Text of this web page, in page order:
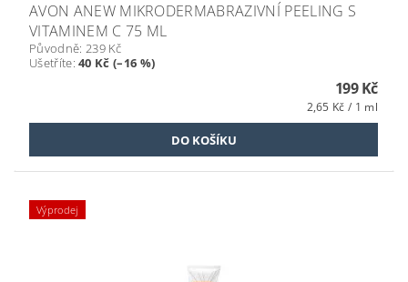
AVON ANEW MIKRODERMABRAZIVNÍ PEELING S
VITAMINEM C 75 ML
Původně: 239 Kč
Ušetříte:40 Kč (–16 %)
199 Kč
2,65 Kč / 1 ml
Výprodej